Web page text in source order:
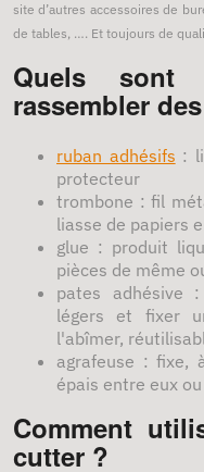
site d’autres accessoires de
de tables, …. Et toujours de
Quels sont
rassembler
ruban adhésifs :
protecteur
trombone : fil
liasse de papiers
glue : produit
pièces de même
pates adhésive
légers et fixer
l'abîmer,
agrafeuse : fixe,
épais entre eux
Comment
cutter ?